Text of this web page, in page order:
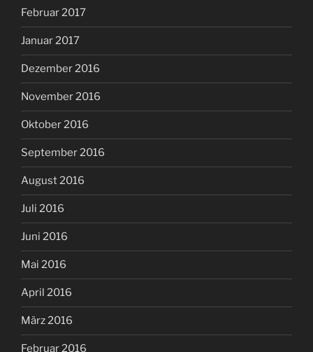
Februar 2017
Januar 2017
Dezember 2016
November 2016
Oktober 2016
September 2016
August 2016
Juli 2016
Juni 2016
Mai 2016
April 2016
März 2016
Februar 2016